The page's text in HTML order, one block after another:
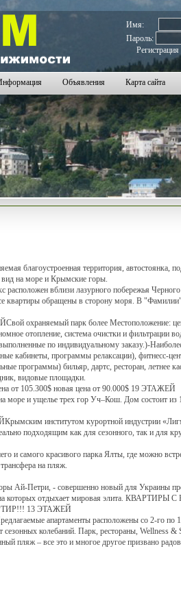
Имя:
Пароль:
Регистрация
Объявления Карта сайта
территория, автостоянка,
вид на море и Крымские горы.
вблизи лазурного побережья Черного
квартиры обращены в сторону моря. В "Фамилии"
охраняемый парк более Местоположение:
отопление, система очистки и фильтрации
по индивидуальному заказу.)-
кабинеты, программы релаксации), фитнесс-
программы) бильяр, дартс, ресторан, летнее
видовые площадки.
от 105.300$ новая цена от 90.000$ 19 ЭТАЖЕЙ
море и ущелье трех гор Уч–Кош. Дом состоит из
институтом курортной индустрии
подходящим как для сезонного, так и для
и самого красивого парка Ялты, где можно
на пляж.
Ай-Петри, - совершенно новый для Украины
на которых отдыхает мировая элита.
13 ЭТАЖЕЙ
апартаменты расположены со 2-го по
колебаний. Парк, рестораны, Wellness &
пляж – все это и многое другое призвано